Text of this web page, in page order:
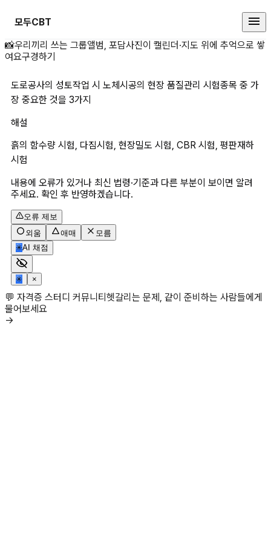
모두CBT
도로공사의 성토작업 시 노체시공
📸우리끼리 쓰는 그룹앨범, 포담사진이 캘린더·지도 위에 추억으로 쌓
여요구경하기
도로공사의 성토작업 시 노체시공의 현장 품질관리 시험종목 중 가
장 중요한 것을 3가지
해설
흙의 함수량 시험, 다짐시험, 현장밀도 시험, CBR 시험, 평판재하
시험
내용에 오류가 있거나 최신 법령·기준과 다른 부분이 보이면 알려
주세요. 확인 후 반영하겠습니다.
오류 제보
외움
애매
모름
✳AI 채점
✳ ×
💬 자격증 스터디 커뮤니티헷갈리는 문제, 같이 준비하는 사람들에게
물어보세요
→